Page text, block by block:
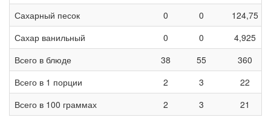
Сахарный песок
0 0
124,75
Сахар ванильный
0 0
4,925
Всего в блюде
38 55
360
Всего в 1 порции
2 3
22
Всего в 100 граммах
2 3 21